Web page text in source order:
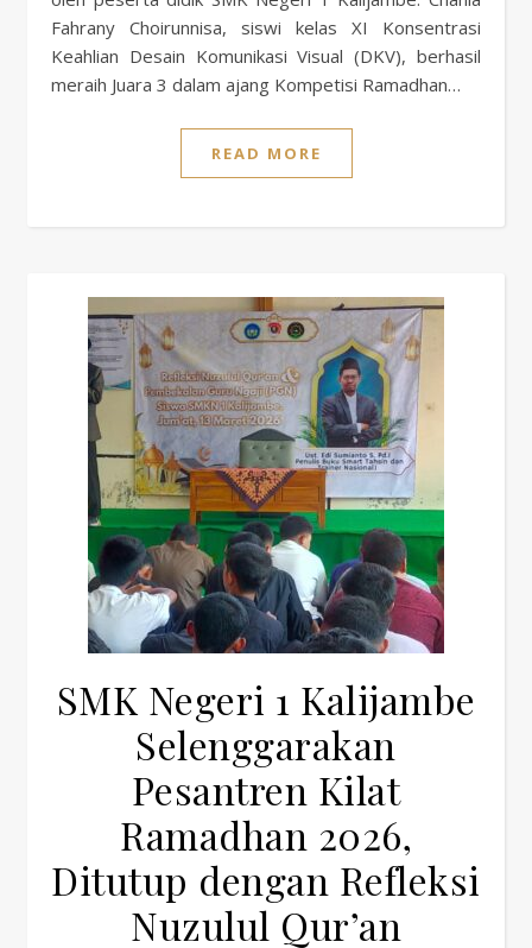
Fahrany Choirunnisa, siswi kelas XI Konsentrasi
Keahlian Desain Komunikasi Visual (DKV), berhasil
meraih Juara 3 dalam ajang Kompetisi Ramadhan…
READ MORE
SMK Negeri 1 Kalijambe
Selenggarakan
Pesantren Kilat
Ramadhan 2026,
Ditutup dengan Refleksi
Nuzulul Qur’an